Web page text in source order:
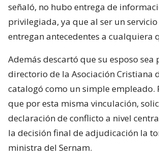
señaló, no hubo entrega de
privilegiada, ya que al ser un
entregan antecedentes a cualquiera
Además descartó que su esposo sea
directorio de la Asociación Cristiana
catalogó como un simple empleado.
que por esta misma vinculación,
declaración de conflicto a nivel
la decisión final de adjudicación la
ministra del Sernam.